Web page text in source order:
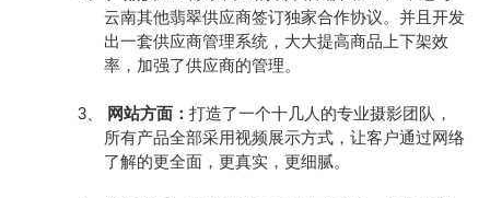
云南其他翡翠供应商签订独家合作协议。并且开发
出一套供应商管理系统，大大提高商品上下架效
率，加强了供应商的管理。
3、 网站方面：打造了一个十几人的专业摄影团队，
所有产品全部采用视频展示方式，让客户通过网络
了解的更全面，更真实，更细腻。